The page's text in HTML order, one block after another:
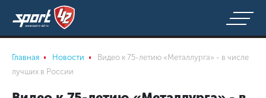
Главная Новости
Видео к 75-летию «Металлурга» - в числе
лучших в России